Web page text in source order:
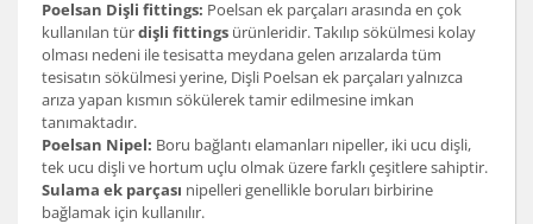
Poelsan Dişli fittings: Poelsan ek parçaları arasında en çok
kullanılan türdişli fittings ürünleridir. Takılıp sökülmesi kolay
olması nedeni ile tesisatta meydana gelen arızalarda tüm
tesisatın sökülmesi yerine, Dişli Poelsan ek parçaları yalnızca
arıza yapan kısmın sökülerek tamir edilmesine imkan
tanımaktadır.
Poelsan Nipel: Boru bağlantı elamanları nipeller, iki ucu dişli,
tek ucu dişli ve hortum uçlu olmak üzere farklı çeşitlere sahiptir.
Sulama ek parçası nipelleri genellikle boruları birbirine
bağlamak için kullanılır.